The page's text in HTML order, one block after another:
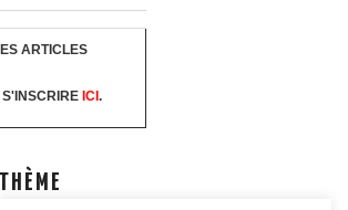
ARTICLES
S'INSCRIRE ICI .